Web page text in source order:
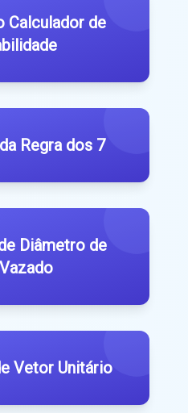
Calculador de
Regra dos 7
Diâmetro de
Vetor Unitário